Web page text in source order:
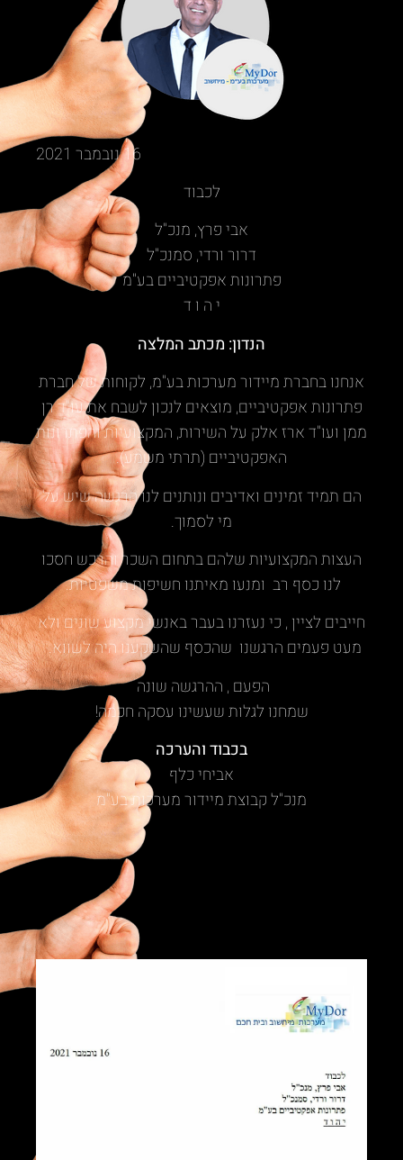
16 נובמבר 2021
לכבוד
אבי פרץ, מנכ"ל
דרור ורדי, סמנכ"ל
פתרונות אפקטיביים בע"מ
י ה ו ד
הנדון: מכתב המלצה
אנחנו בחברת מיידור מערכות בע"מ, לקוחות של חברת
פתרונות אפקטיביים, מוצאים לנכון לשבח את עו"ד רן
ממן ועו"ד ארז אלק על השירות, המקצועיות והפתרונות
האפקטיביים (תרתי משמע).
הם תמיד זמינים ואדיבים ונותנים לנו הרגשה שיש על
מי לסמוך.
העצות המקצועיות שלהם בתחום השכר והרכש חסכו
לנו כסף רב ומנעו מאיתנו חשיפות משפטיות.
חייבים לציין , כי נעזרנו בעבר באנשי מקצוע שונים ולא
מעט פעמים הרגשנו שהכסף שהשקענו היה לשווא.
הפעם , ההרגשה שונה
שמחנו לגלות שעשינו עסקה חכמה!
בכבוד והערכה
אביחי כלף
מנכ"ל קבוצת מיידור מערכות בע"מ